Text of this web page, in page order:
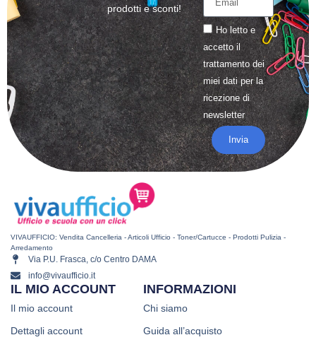
prodotti e sconti!
Ho letto e
accetto il
trattamentodei
miei dati per la
ricezione di
newsletter
Invia
VIVAUFFICIO: Vendita Cancelleria - Articoli Ufficio - Toner/Cartucce - Prodotti Pulizia -
Arredamento
Via P.U. Frasca, c/o Centro DAMA
info@vivaufficio.it
INFORMAZIONI
Chi siamo
Guida all’acquisto
IL MIO ACCOUNT
Il mio account
Dettagli account